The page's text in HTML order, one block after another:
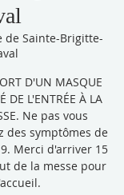
de Sainte-Brigitte-
D'UN MASQUE
DE L'ENTRÉE À LA
Ne pas vous
des symptômes de
Merci d'arriver 15
de la messe pour